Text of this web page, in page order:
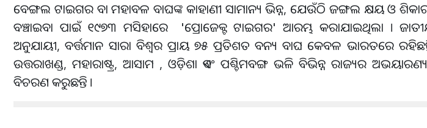
ବେଙ୍ଗଲ ଟାଇଗର ବା ମହାବଳ ବାଘଙ୍କ କାହାଣୀ ସାମାନ୍ୟ ଭିନ୍ନ, ଯେଉଁଠି ଜଙ୍ଗଲ କ୍ଷୟ ଓ
ବଞ୍ଚାଇବା ପାଇଁ ୧୯୭୩ ମସିହାରେ 'ପ୍ରୋଜେକ୍ଟ ଟାଇଗର' ଆରମ୍ଭ କରାଯାଇଥିଲା ।
ଅନୁଯାୟୀ, ବର୍ତ୍ତମାନ ସାରା ବିଶ୍ୱର ପ୍ରାୟ ୭୫ ପ୍ରତିଶତ ବନ୍ୟ ବାଘ କେବଳ ଭାରତରେ
ଉତ୍ତରାଖଣ୍ଡ, ମହାରାଷ୍ଟ୍ର, ଆସାମ , ଓଡ଼ିଶା ଏବଂ ପଶ୍ଚିମବଙ୍ଗ ଭଳି ବିଭିନ୍ନ ରାଜ୍ୟର
ବିଚରଣ କରୁଛନ୍ତି ।